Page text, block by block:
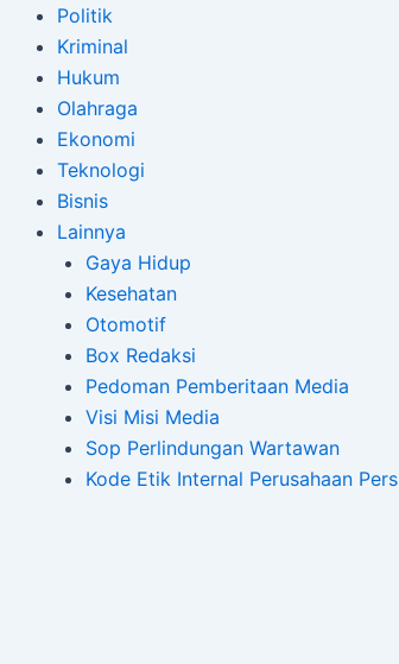
Politik
Kriminal
Hukum
Olahraga
Ekonomi
Teknologi
Bisnis
Lainnya
Gaya Hidup
Kesehatan
Otomotif
Box Redaksi
Pedoman Pemberitaan Media
Visi Misi Media
Sop Perlindungan Wartawan
Kode Etik Internal Perusahaan Pers